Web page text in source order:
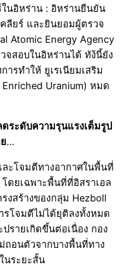
นอิหร่าน : อิหร่านยืนยัน
ลียร์ และยินยอมผู้ตรวจ
Atomic Energy Agency
จสอบในอิหร่านได้ ทัง้นี้ยัง
ารทำให้ ยูเรเนียมเสริม
Uranium) หมด
ระดับความรุนแรงเต็มรูป
…
ละโจมตีทางอากาศในพื้นที่
ดยเฉพาะพื้นที่ที่อิสราเอล
งสร้างของกลุ่ม Hezboll
โจมตีไม่ได้ยุติลงทั้งหมด
รายเกิดขึ้นต่อเนื่อง กอง
ถอนตัวจากบางพื้นที่ทาง
นระยะสั้น